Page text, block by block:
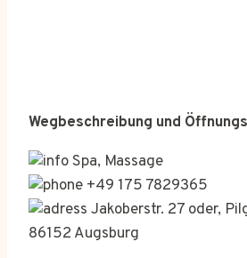
Wegbeschreibung und
Spa, Massage
+49 175 7829365
Jakoberstr. 27 oder,
86152 Augsburg